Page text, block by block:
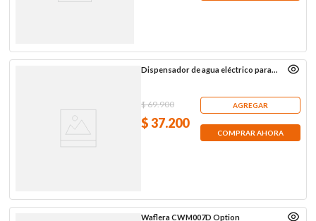
Dispensador de agua eléctrico para
$69.900
$37.200
AGREGAR
COMPRAR AHORA
Waflera CWM007D Option